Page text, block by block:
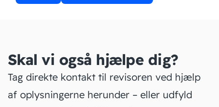
Skal vi også hjælpe dig?
Tag direkte kontakt til revisoren ved hjælp
af oplysningerne herunder – eller udfyld